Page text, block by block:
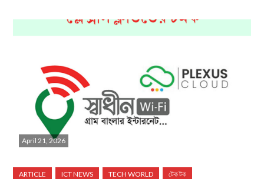
April 21, 2026